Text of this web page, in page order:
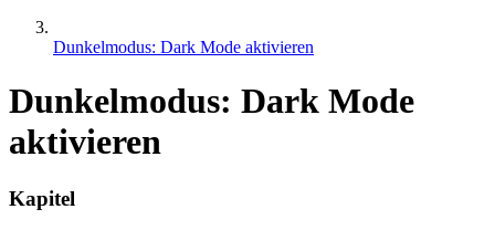
Dunkelmodus: Dark Mode aktivieren
Dunkelmodus: Dark Mode
aktivieren
Kapitel